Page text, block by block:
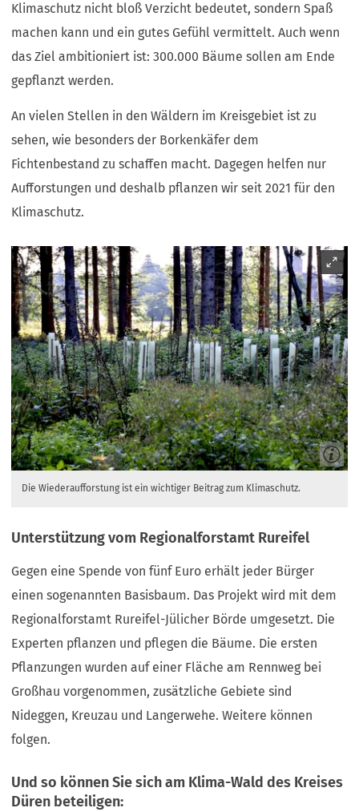
Klimaschutz nicht bloß Verzicht bedeutet, sondern Spaß
machen kann und ein gutes Gefühl vermittelt. Auch wenn
das Ziel ambitioniert ist: 300.000 Bäume sollen am Ende
gepflanzt werden.
An vielen Stellen in den Wäldern im Kreisgebiet ist zu
sehen, wie besonders der Borkenkäfer dem
Fichtenbestand zu schaffen macht. Dagegen helfen nur
Aufforstungen und deshalb pflanzen wir seit 2021 für den
Klimaschutz.
Die Wiederaufforstung ist ein wichtiger Beitrag zum Klimaschutz.
Unterstützung vom Regionalforstamt Rureifel
Gegen eine Spende von fünf Euro erhält jeder Bürger
einen sogenannten Basisbaum. Das Projekt wird mit dem
Regionalforstamt Rureifel-Jülicher Börde umgesetzt. Die
Experten pflanzen und pflegen die Bäume. Die ersten
Pflanzungen wurden auf einer Fläche am Rennweg bei
Großhau vorgenommen, zusätzliche Gebiete sind
Nideggen, Kreuzau und Langerwehe. Weitere können
folgen.
Und so können Sie sich am Klima-Wald des Kreises
Düren beteiligen: